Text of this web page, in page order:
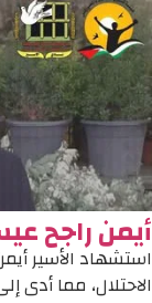
أيمن راجح
استشهاد الأسير
الاحتلال، مما أدى